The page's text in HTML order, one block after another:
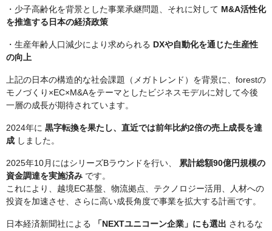
・少子高齢化を背景とした事業承継問題、それに対して M&A活性化
を推進する日本の経済政策
・生産年齢人口減少により求められる DXや自動化を通じた生産性
の向上
上記の日本の構造的な社会課題（メガトレンド）を背景に、forestの
モノづくり×EC×M&Aをテーマとしたビジネスモデルに対して今後
一層の成長が期待されています。
2024年に 黒字転換を果たし、直近では前年比約2倍の売上成長を達
成 しました。
2025年10月にはシリーズBラウンドを行い、 累計総額90億円規模の
資金調達を実施済み です。
これにより、越境EC基盤、物流拠点、テクノロジー活用、人材への
投資を加速させ、さらに高い成長角度で事業を拡大する計画です。
日本経済新聞社による 「NEXTユニコーン企業」にも選出 されるな